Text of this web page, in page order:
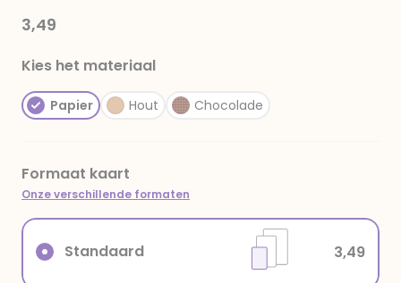
3,49
Kies het materiaal
Papier Hout Chocolade
Formaat kaart
Onze verschillende formaten
Standaard 3,49